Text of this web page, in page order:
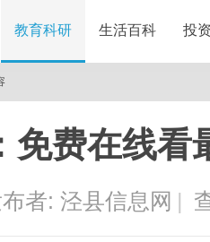
教育科研 生活百科 投
免费在线看
者: 泾县信息网 |